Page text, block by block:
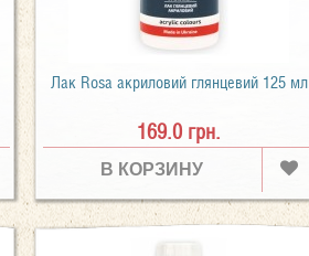
Лак Rosa акриловий глянцевий 125 мл
169.0 грн.
В КОРЗИНУ